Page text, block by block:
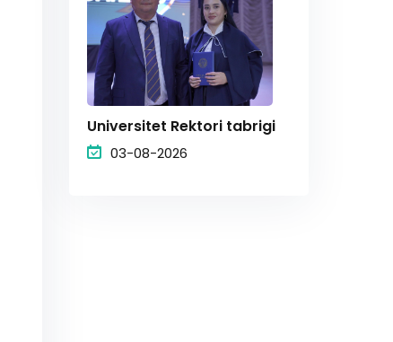
Universitet Rektori tabrigi
03-08-2026